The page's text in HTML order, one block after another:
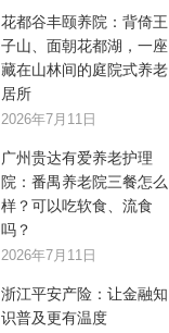
花都谷丰颐养院：背倚王
子山、面朝花都湖，一座
藏在山林间的庭院式养老
居所
2026年7月11日
广州贵达有爱养老护理
院：番禺养老院三餐怎么
样？可以吃软食、流食
吗？
2026年7月11日
浙江平安产险：让金融知
识普及更有温度